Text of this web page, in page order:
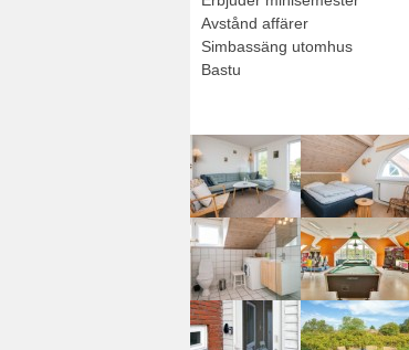
Avstånd affärer
Simbassäng utomhus
Bastu